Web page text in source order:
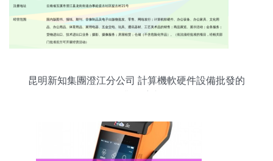
昆明新知集團澄江分公司 計算機軟硬件設備批發的